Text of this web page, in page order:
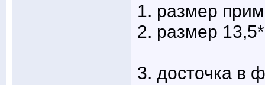
1. размер
2. размер
3. досточка в